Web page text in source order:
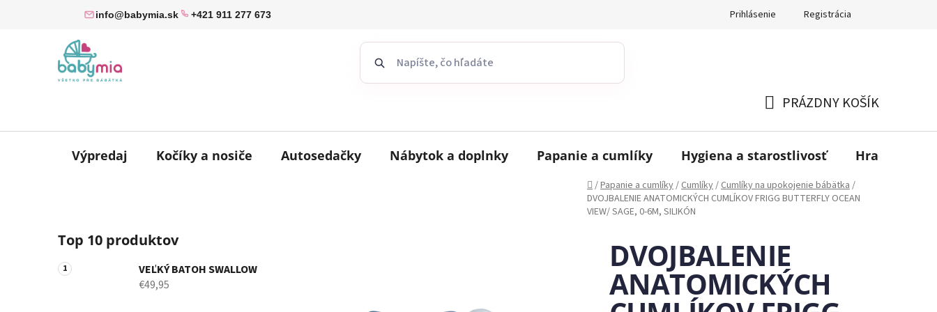
info@babymia.sk +421 911 277 673 Prihlásenie Registrácia
KOŠÍK
PRÁZDNY KOŠÍK
Výpredaj Kočíky a nosiče Autosedačky Nábytok a doplnky Papanie a cumlíky Hygiena a starostlivosť Hračky
Domov
/Papanie a cumlíky/Cumlíky/Cumlíky na upokojenie bábätka/
DVOJBALENIE ANATOMICKÝCH CUMLÍKOV FRIGG BUTTERFLY OCEAN
VIEW/ SAGE, 0-6M, SILIKÓN
o
č
n
Top 10 produktov
VEĽKÝ BATOH SWALLOW
€49,95
DVOJBALENIE
ANATOMICKÝCH